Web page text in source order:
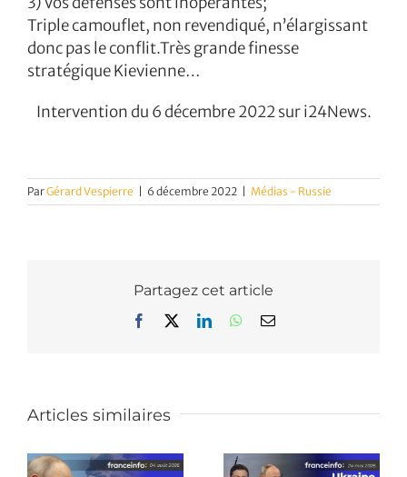
Triple camouflet, non revendiqué, n’élargissant
donc pas le conflit.Très grande finesse
stratégique Kievienne…
Intervention du 6 décembre 2022 sur i24News.
ParGérard Vespierre 6 décembre 2022 Médias - Russie
Partagez cet article
Facebook LinkedInWhatsApp
Email
Articles similaires